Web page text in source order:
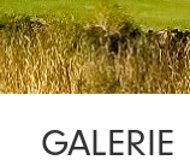
GALERIE